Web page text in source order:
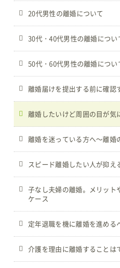
20代男性の離婚について
30代・40代男性の離婚につい
50代・60代男性の離婚につい
離婚届けを提出する前に確認
離婚したいけど周囲の目が気
離婚を迷っている方へ～離婚
スピード離婚したい人が抑え
子なし夫婦の離婚。メリット
ケース
定年退職を機に離婚を進める
介護を理由に離婚することは